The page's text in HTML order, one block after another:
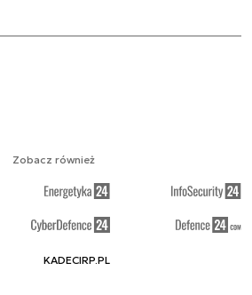
Zobacz również
KADECIRP.PL